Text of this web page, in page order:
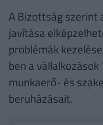
A Bizottság szerint
javítása
problémák
ben a
munkaerő- és
beruházásait.